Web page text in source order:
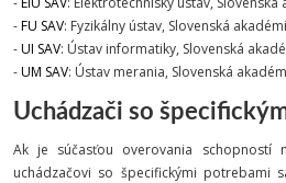
-FU SAV: Fyzikálny ústav, Slovenská
-UI SAV: Ústav informatiky, Slovenská
-UM SAV: Ústav merania, Slovenská
Uchádzači so
Ak je súčasťou overovania schopností
uchádzačovi so špecifickými potrebami